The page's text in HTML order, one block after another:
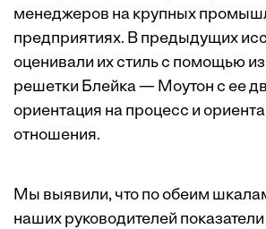
менеджеров на крупных
предприятиях. В предыдущих
оценивали их стиль с помощью
решетки Блейка — Моутон с ее
ориентация на процесс и
отношения.
Мы выявили, что по обеим
наших руководителей